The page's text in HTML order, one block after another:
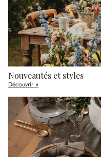
Nouveautés et styles
Découvrir »